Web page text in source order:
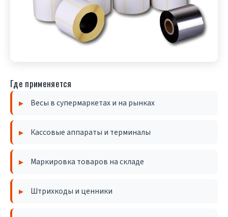
Где применяется
Весы в супермаркетах и на рынках
Кассовые аппараты и терминалы
Маркировка товаров на складе
Штрихкоды и ценники